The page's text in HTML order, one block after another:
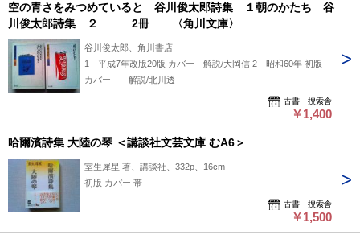
空の青さをみつめていると 谷川俊太郎詩集 １朝のかたち 谷
川俊太郎詩集 ２ 2冊 〈角川文庫〉
谷川俊太郎、角川書店
1 平成7年改版20版 カバー 解説/大岡信 2 昭和60年 初版
カバー 解説/北川透
古書 捜索舎
￥1,400
哈爾濱詩集 大陸の琴 ＜講談社文芸文庫 むA6＞
室生犀星 著、講談社、332p、16cm
初版 カバー 帯
古書 捜索舎
￥1,500